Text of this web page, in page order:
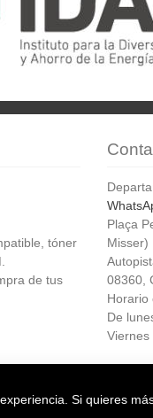
tóner
de tus
Plaça
Misser)
08360,
Horario
De
Si quieres